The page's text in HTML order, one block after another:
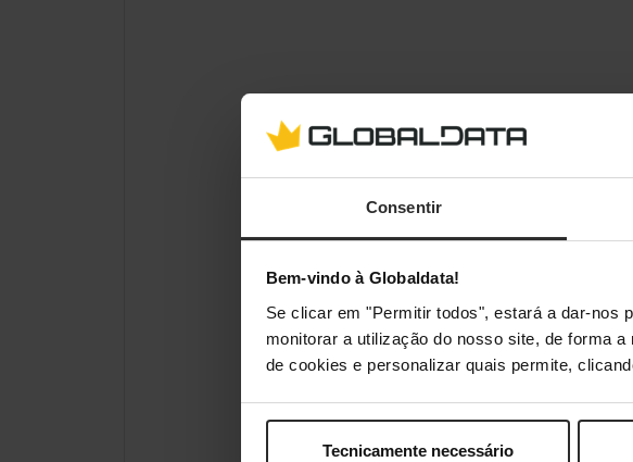
Consentir
Bem-vindo à Globaldata!
Se clicar em "Permitir todos", estará a dar-nos
monitorar a utilização do nosso site, de forma
de cookies e personalizar quais permite,
Tecnicamente necessário